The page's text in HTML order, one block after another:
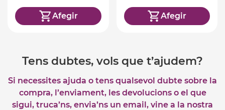
Afegir Afegir
Tens dubtes, vols que t’ajudem?
Si necessites ajuda o tens qualsevol dubte sobre la
compra, l’enviament, les devolucions o el que
sigui, truca’ns, envia’ns un email, vine a la nostra